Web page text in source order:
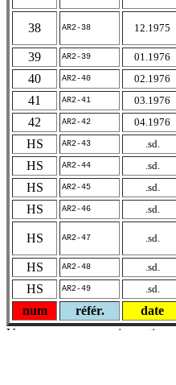
38 AR2-38 12.1975
39 AR2-39 01.1976
40
AR2-40 02.1976
41
AR2-41 03.1976
42
AR2-42 04.1976
HS
AR2-43 .sd.
HS
AR2-44 .sd.
HS
AR2-45 .sd.
HS
AR2-46 .sd.
HS AR2-47 .sd.
HS AR2-48 .sd.
HS
AR2-49 .sd.
num
référ. date